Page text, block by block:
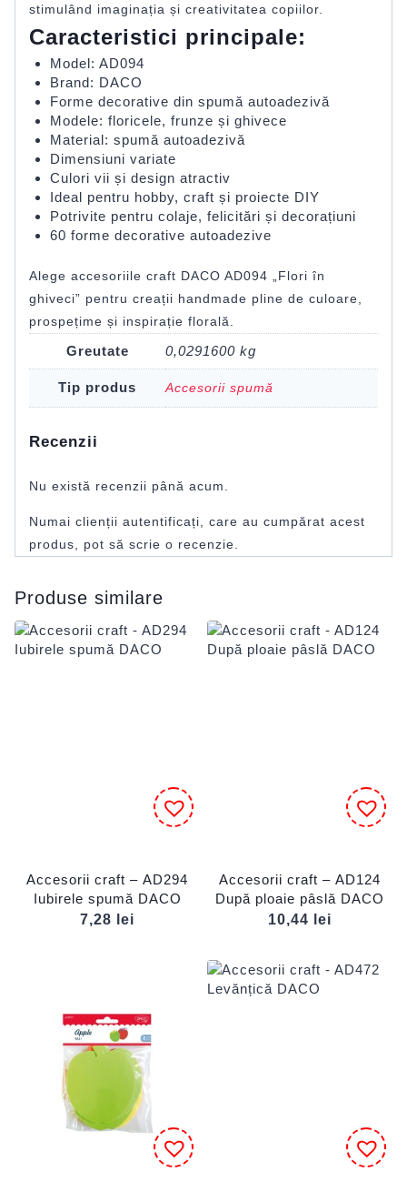
stimulând imaginația și creativitatea copiilor.
Caracteristici principale:
Model: AD094
Brand: DACO
Forme decorative din spumă autoadezivă
Modele: floricele, frunze și ghivece
Material: spumă autoadezivă
Dimensiuni variate
Culori vii și design atractiv
Ideal pentru hobby, craft și proiecte DIY
Potrivite pentru colaje, felicitări și decorațiuni
60 forme decorative autoadezive
Alege accesoriile craft DACO AD094 „Flori în
ghiveci” pentru creații handmade pline de culoare,
prospețime și inspirație florală.
Greutate 0,0291600 kg
Tip produs Accesorii spumă
Recenzii
Nu există recenzii până acum.
Numai clienții autentificați, care au cumpărat acest
produs, pot să scrie o recenzie.
Produse similare
Accesorii craft – AD294
Iubirele spumă DACO
7,28
lei
Accesorii craft – AD124
După ploaie pâslă DACO
10,44
lei